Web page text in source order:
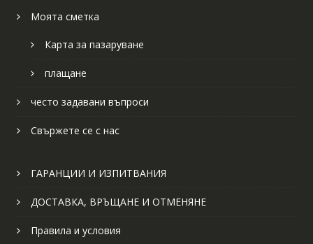
Моята сметка
Карта за пазаруване
плащане
често задавани въпроси
Свържете се с нас
ГАРАНЦИИ И ИЗПИТВАНИЯ
ДОСТАВКА, ВРЪЩАНЕ И ОТМЕНЯНЕ
Правила и условия